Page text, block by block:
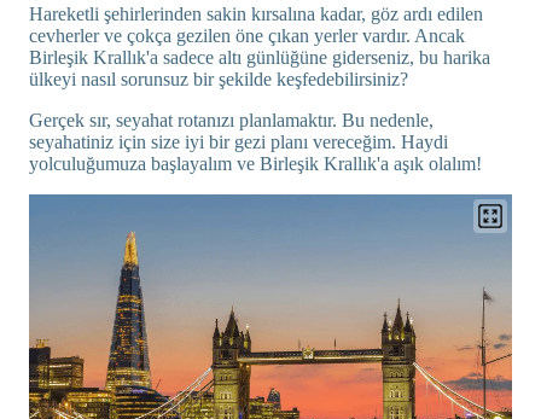
Hareketli şehirlerinden sakin kırsalına kadar, göz ardı edilen
cevherler ve çokça gezilen öne çıkan yerler vardır. Ancak
Birleşik Krallık'a sadece altı günlüğüne giderseniz, bu harika
ülkeyi nasıl sorunsuz bir şekilde keşfedebilirsiniz?
Gerçek sır, seyahat rotanızı planlamaktır. Bu nedenle,
seyahatiniz için size iyi bir gezi planı vereceğim. Haydi
yolculuğumuza başlayalım ve Birleşik Krallık'a aşık olalım!